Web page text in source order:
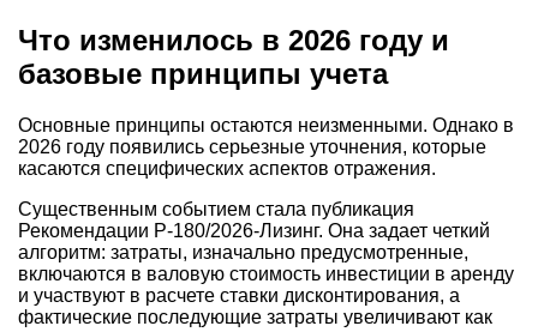
Что изменилось в 2026 году и
базовые принципы учета
Основные принципы остаются неизменными. Однако в
2026 году появились серьезные уточнения, которые
касаются специфических аспектов отражения.
Существенным событием стала публикация
Рекомендации Р-180/2026-Лизинг. Она задает четкий
алгоритм: затраты, изначально предусмотренные,
включаются в валовую стоимость инвестиции в аренду
и участвуют в расчете ставки дисконтирования, а
фактические последующие затраты увеличивают как